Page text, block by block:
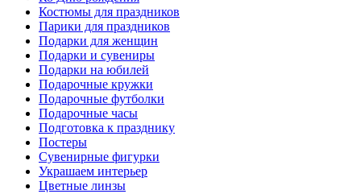
Костюмы для праздников
Парики для праздников
Подарки для женщин
Подарки и сувениры
Подарки на юбилей
Подарочные кружки
Подарочные футболки
Подарочные часы
Подготовка к празднику
Постеры
Сувенирные фигурки
Украшаем интерьер
Цветные линзы